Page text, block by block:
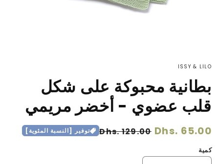
ISSY & LILO
بطانية محبوكة على شكل
قلب عضوي - أخضر مريمي
سعر
عادي
Dhs. 65.00 سعر
Dhs. 129.00 توفير [النسبة المئوية]
كمية